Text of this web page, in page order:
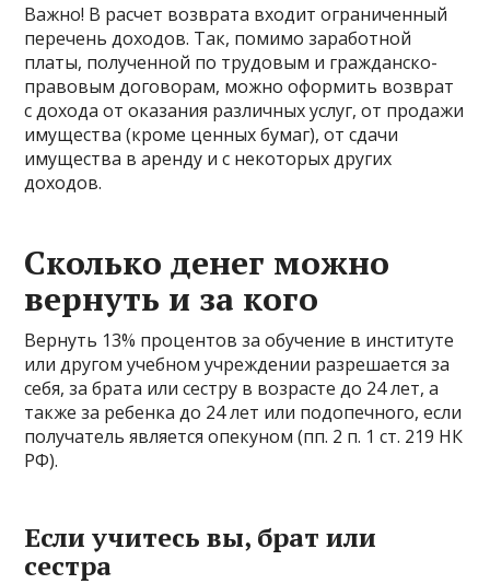
Важно! В расчет возврата входит ограниченный
перечень доходов. Так, помимо заработной
платы, полученной по трудовым и гражданско-
правовым договорам, можно оформить возврат
с дохода от оказания различных услуг, от продажи
имущества (кроме ценных бумаг), от сдачи
имущества в аренду и с некоторых других
доходов.
Сколько денег можно
вернуть и за кого
Вернуть 13% процентов за обучение в институте
или другом учебном учреждении разрешается за
себя, за брата или сестру в возрасте до 24 лет, а
также за ребенка до 24 лет или подопечного, если
получатель является опекуном (пп. 2 п. 1 ст. 219 НК
РФ).
Если учитесь вы, брат или
сестра